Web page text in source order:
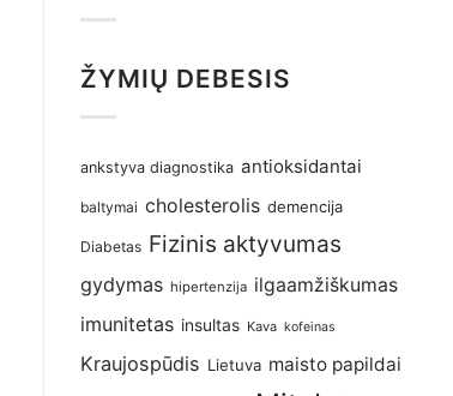
ŽYMIŲ DEBESIS
ankstyva diagnostika antioksidantai
baltymai cholesterolis demencija
Diabetas Fizinis aktyvumas
gydymas hipertenzija ilgaamžiškumas
imunitetas insultas Kava kofeinas
Kraujospūdis Lietuva maisto papildai